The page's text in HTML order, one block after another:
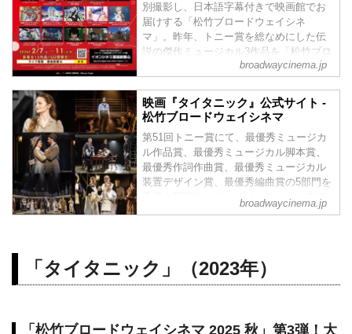
別撮影し、日本語字幕付きで映画館でお
届けする「松竹ブロードウェイシネ
マ」。昨年、トニー賞を総なめにした伝
説の傑作ミュージカル3作品を「松竹ブロ
ードウェイシネマ 2025 秋」として全国
は、長編映画と混ざり、唯一のODS映画
として、全国ミニシアターランキング初
登場トップ5位で大ヒット公開いたしまし
た！改めて皆様へ御礼申し上げます。ご
好評につき、下記の...
broadwaycinema.jp
映画『タイタニック』公式サイト -
松竹ブロードウェイシネマ
第51回トニー賞にて、最優秀ミュージカ
ル作品賞、最優秀ミュージカル脚本賞、
最優秀作詞作曲賞、最優秀ミュージカル
装置デザイン賞、最優秀編曲賞の5部門を
受賞！巨匠モーリー・イェストンが奏で
る美しく壮大な音楽も必聴！1912年に起
ス・アンドリューズ、船長エドワード・
スミス、船主J・ブルース・イズメイを中
心に、豪華客船に乗り込んだ人々は、そ
変わってしまう…。
broadwaycinema.jp
「タイタニック」（2023年）
「松竹ブロードウェイシネマ 2025 秋」第3弾！大